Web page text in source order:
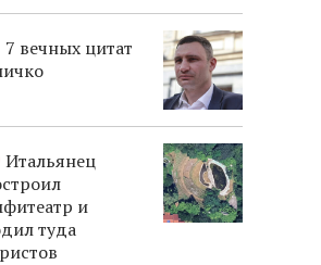
7 вечных цитат
Итальянец
и
туда